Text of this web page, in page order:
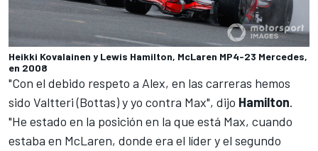
Heikki Kovalainen y Lewis Hamilton, McLaren MP4-23 Mercedes,
en 2008
"Con el debido respeto a Alex, en las carreras hemos
sido Valtteri (Bottas)y yo contra Max", dijo Hamilton.
"He estado en la posición en la que está Max, cuando
estaba en McLaren, donde era el líder y el segundo